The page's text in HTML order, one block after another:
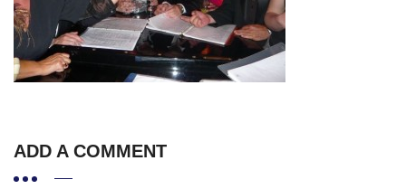
ADD A COMMENT